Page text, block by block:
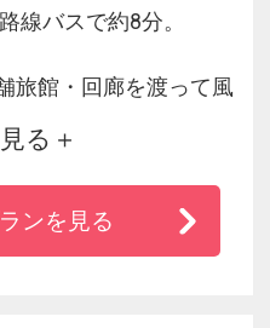
線バスで約8分。
旅館・回廊を渡って風
をはじめ、モダンな
したという「漱石の
る
ンを見る